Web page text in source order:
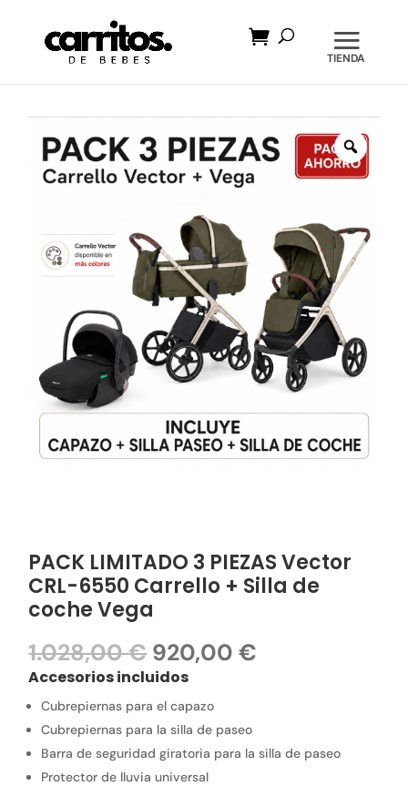
productos
PACK LIMITADO 3 PIEZAS Vector
CRL-6550 Carrello + Silla de
coche Vega
1.028,00€ El
precio
original
era:
1.028,00 €.
920,00€
Accesorios incluidos
Cubrepiernas para el capazo
Cubrepiernas para la silla de paseo
Barra de seguridad giratoria para la silla de paseo
Protector de lluvia universal